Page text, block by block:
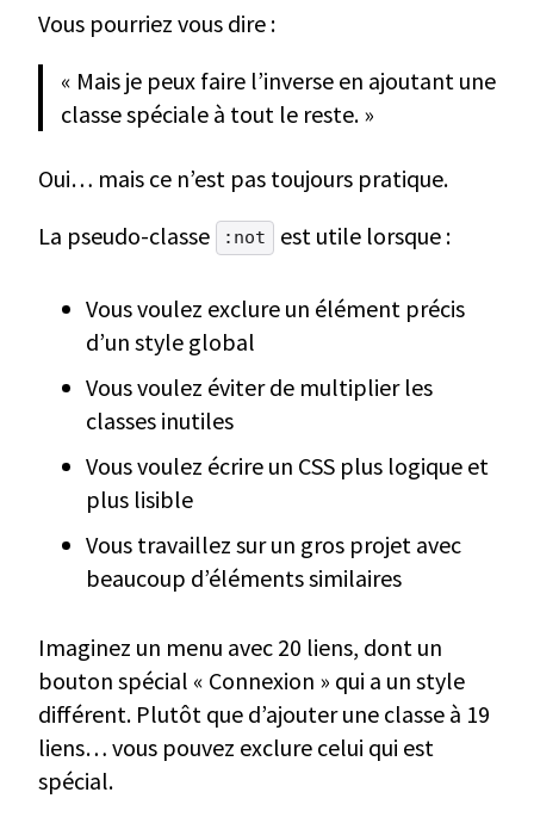
Vous pourriez vous dire :
« Mais je peux faire l’inverse en ajoutant une
classe spéciale à tout le reste. »
Oui… mais ce n’est pas toujours pratique.
La pseudo-classe
:not est utile lorsque :
Vous voulez exclure un élément précis
d’un style global
Vous voulez éviter de multiplier les
classes inutiles
Vous voulez écrire un CSS plus logique et
plus lisible
Vous travaillez sur un gros projet avec
beaucoup d’éléments similaires
Imaginez un menu avec 20 liens, dont un
bouton spécial « Connexion » qui a un style
différent. Plutôt que d’ajouter une classe à 19
liens… vous pouvez exclure celui qui est
spécial.